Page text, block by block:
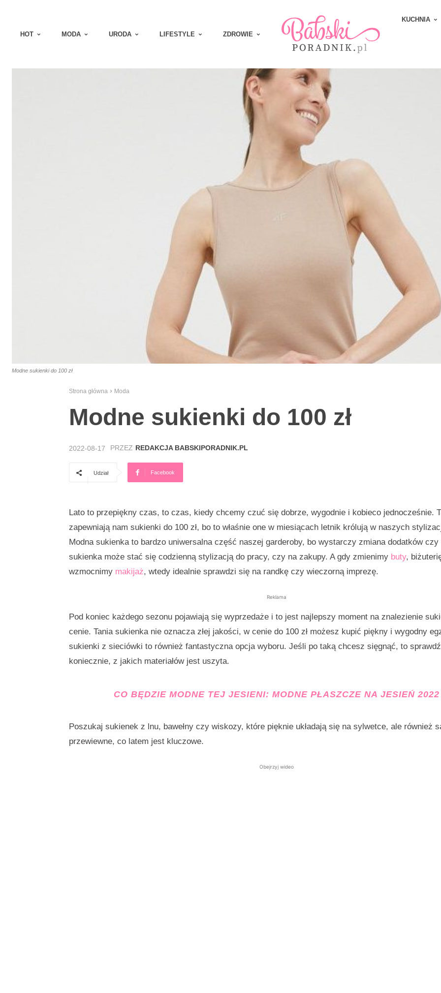
HOT MODA URODA LIFESTYLE ZDROWIE
KUCHNIA
Modne sukienki do 100 zł
Strona główna Moda
Modne sukienki do 100 zł
2022-08-17 PRZEZ REDAKCJA BABSKIPORADNIK.PL
Udział Facebook
Lato to przepiękny czas, to czas, kiedy chcemy czuć się dobrze, wygodnie i kobieco jednocześnie.
zapewniają nam sukienki do 100 zł, bo to właśnie one w miesiącach letnik królują w naszych
Modna sukienka to bardzo uniwersalna część naszej garderoby, bo wystarczy zmiana dodatków
sukienka może stać się codzienną stylizacją do pracy, czy na zakupy. A gdy zmienimy buty,
wzmocnimy makijaż, wtedy idealnie sprawdzi się na randkę czy wieczorną imprezę.
Reklama
Pod koniec każdego sezonu pojawiają się wyprzedaże i to jest najlepszy moment na znalezienie
cenie. Tania sukienka nie oznacza złej jakości, w cenie do 100 zł możesz kupić piękny i wygodny
sukienki z sieciówki to również fantastyczna opcja wyboru. Jeśli po taką chcesz sięgnąć, to sprawdź
koniecznie, z jakich materiałów jest uszyta.
CO BĘDZIE MODNE TEJ JESIENI: MODNE PŁASZCZE NA JESIEŃ 2022
Poszukaj sukienek z lnu, bawełny czy wiskozy, które pięknie układają się na sylwetce, ale również
przewiewne, co latem jest kluczowe.
Obejrzyj wideo